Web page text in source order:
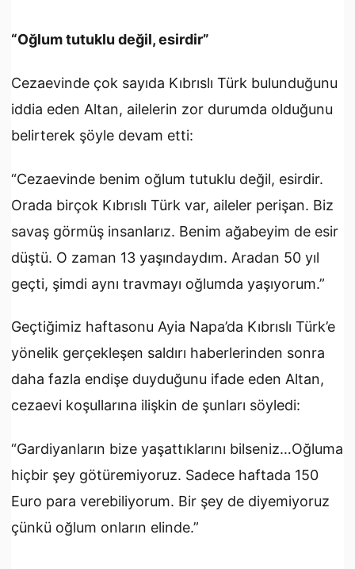
“Oğlum tutuklu değil, esirdir”
Cezaevinde çok sayıda Kıbrıslı Türk bulunduğunu
iddia eden Altan, ailelerin zor durumda olduğunu
belirterek şöyle devam etti:
“Cezaevinde benim oğlum tutuklu değil, esirdir.
Orada birçok Kıbrıslı Türk var, aileler perişan. Biz
savaş görmüş insanlarız. Benim ağabeyim de esir
düştü. O zaman 13 yaşındaydım. Aradan 50 yıl
geçti, şimdi aynı travmayı oğlumda yaşıyorum.”
Geçtiğimiz haftasonu Ayia Napa’da Kıbrıslı Türk’e
yönelik gerçekleşen saldırı haberlerinden sonra
daha fazla endişe duyduğunu ifade eden Altan,
cezaevi koşullarına ilişkin de şunları söyledi:
“Gardiyanların bize yaşattıklarını bilseniz…Oğluma
hiçbir şey götüremiyoruz. Sadece haftada 150
Euro para verebiliyorum. Bir şey de diyemiyoruz
çünkü oğlum onların elinde.”